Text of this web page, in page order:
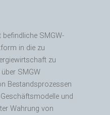
SMGW-
in die zu
zu
SMGW
Bestandsprozessen
und
Wahrung von